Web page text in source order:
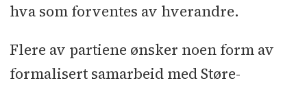
hva som forventes av hverandre.
Flere av partiene ønsker noen form av
formalisert samarbeid med Støre-